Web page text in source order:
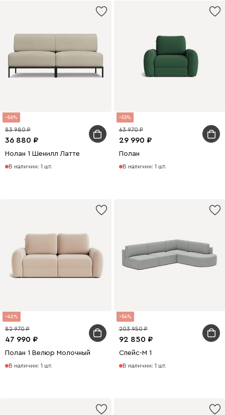
56
36 880
83 980
Нолан 1 Шенилл Латте
В наличии: 1 шт.
53
29 990
63 970
Полан
В наличии: 1 шт.
42
47 990
82 970
Полан 1 Велюр Молочный
В наличии: 1 шт.
54
92 850
203 950
Спейс-М 1
В наличии: 1 шт.